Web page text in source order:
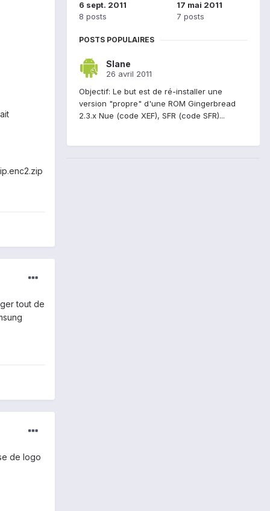
tout de
de logo
6 sept. 2011
8 posts
17 mai 2011
7 posts
POSTS POPULAIRES
Slane
26 avril 2011
Objectif: Le but est de ré-installer une
version "propre" d'une ROM Gingerbread
2.3.x Nue (code XEF), SFR (code SFR)...